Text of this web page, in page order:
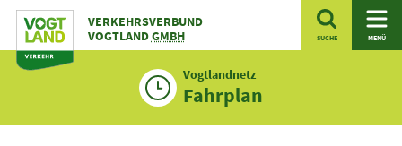
Zum
Inhalt
VERKEHRSVERBUND
VOGTLANDGMBH SUCHE MENÜ
Vogtlandnetz
Fahrplan